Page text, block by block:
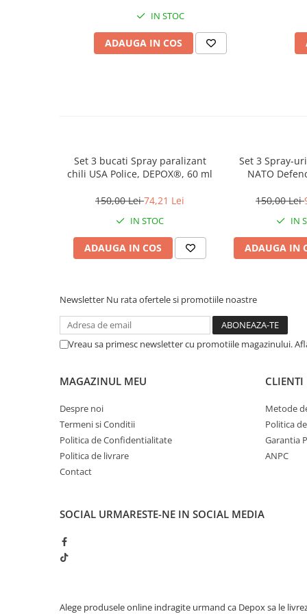
IN STOC
ADAUGA IN COS
Set 3 bucati Spray paralizant
chili USA Police, DEPOX®, 60 ml
150,00 Lei74,21 Lei
IN STOC
ADAUGA IN COS
Set 3 Spray-
NATO
150,00 Lei
IN
ADAUGA IN
Newsletter Nu rata ofertele si promotiile noastre
Vreau sa primesc newsletter cu promotiile magazinului.
MAGAZINUL MEU
Despre noi
Termeni si Conditii
Politica de Confidentialitate
Politica de livrare
Contact
CLIENTI
Metode
Politica
Garantia
ANPC
SOCIAL URMARESTE-NE IN SOCIAL MEDIA
Alege produsele online indragite urmand ca Depox sa le